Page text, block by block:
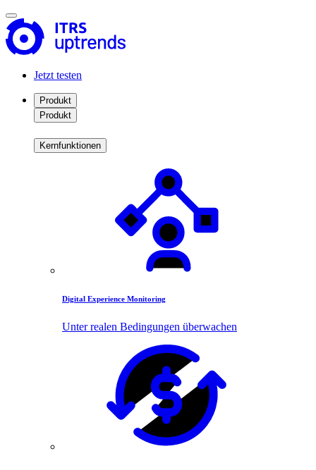
Jetzt testen
Produkt
Produkt
Kernfunktionen
Digital Experience Monitoring
Unter realen Bedingungen überwachen